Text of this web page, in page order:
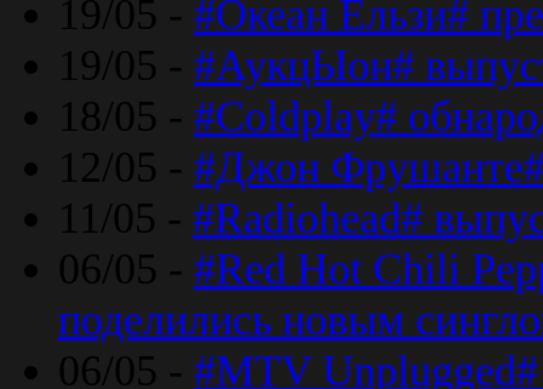
19/05 - #Океан Ельзи#
19/05 - #АукцЫон#
18/05 - #Coldplay#
12/05 - #Джон
11/05 - #Radiohead#
06/05 - #Red Hot Chili
поделились новым
06/05 - #MTV Unplugged#